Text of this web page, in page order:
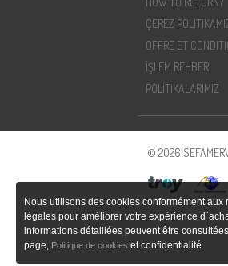
ÇEREZ
OFFRE ET
İŞLEM REHBERI
POLİTİKALARIMIZ
© 2026
Nous utilisons des cookies conformément aux
légales pour améliorer votre expérience
informations détaillées peuvent être
page, Politique de cookies et confidentialité.